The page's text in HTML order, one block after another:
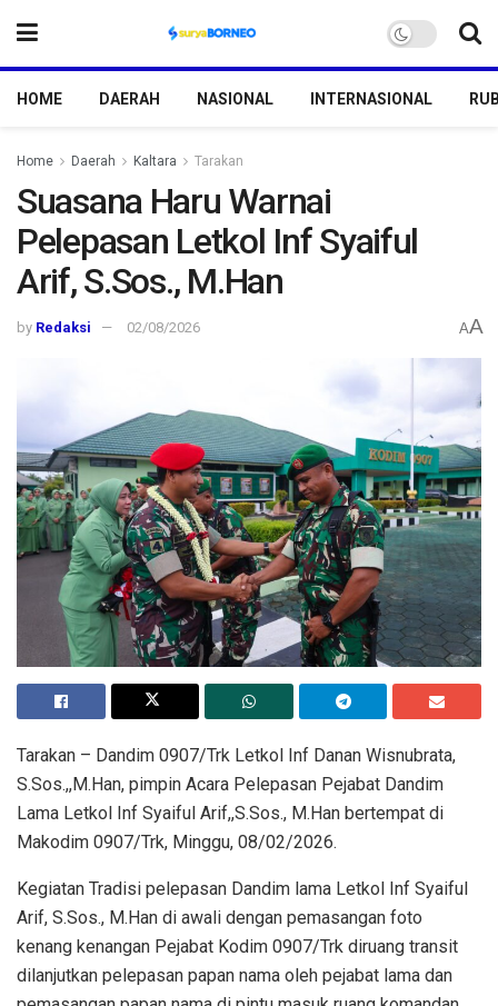
HOME DAERAH NASIONAL INTERNASIONAL
Home Daerah Kaltara Tarakan
Suasana Haru Warnai
Pelepasan Letkol Inf Syaiful
Arif, S.Sos., M.Han
by Redaksi 02/08/2026 AA
Tarakan – Dandim 0907/Trk Letkol Inf Danan Wisnubrata,
S.Sos.,,M.Han, pimpin Acara Pelepasan Pejabat Dandim
Lama Letkol Inf Syaiful Arif,,S.Sos., M.Han bertempat di
Makodim 0907/Trk, Minggu, 08/02/2026.
Kegiatan Tradisi pelepasan Dandim lama Letkol Inf Syaiful
Arif, S.Sos., M.Han di awali dengan pemasangan foto
kenang kenangan Pejabat Kodim 0907/Trk diruang transit
dilanjutkan pelepasan papan nama oleh pejabat lama dan